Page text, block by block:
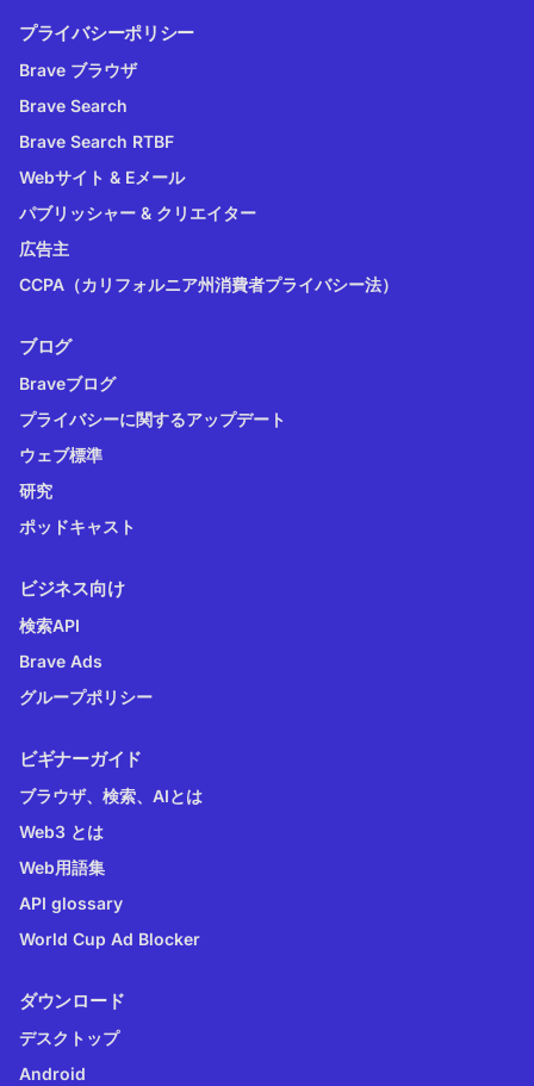
プライバシーポリシー
Brave ブラウザ
Brave Search
Brave Search RTBF
Webサイト & Eメール
パブリッシャー & クリエイター
広告主
CCPA（カリフォルニア州消費者プライバシー法）
ブログ
Braveブログ
プライバシーに関するアップデート
ウェブ標準
研究
ポッドキャスト
ビジネス向け
検索API
Brave Ads
グループポリシー
ビギナーガイド
ブラウザ、検索、AIとは
Web3 とは
Web用語集
API glossary
World Cup Ad Blocker
ダウンロード
デスクトップ
Android